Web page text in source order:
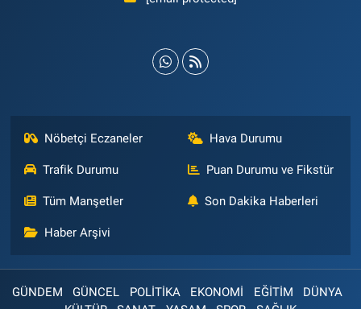
Nöbetçi Eczaneler Hava Durumu
Trafik Durumu Puan Durumu ve Fikstür
Tüm Manşetler Son Dakika Haberleri
Haber Arşivi
GÜNDEM GÜNCEL POLİTİKA EKONOMİ EĞİTİM
DÜNYA